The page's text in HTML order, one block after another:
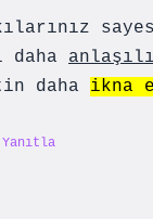
daha
daha ikna
Yanıtla